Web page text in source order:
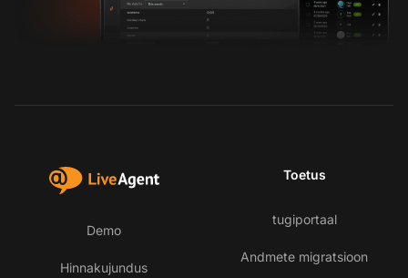
Demo
Hinnakujundus
Toetus
tugiportaal
Andmete migratsioon